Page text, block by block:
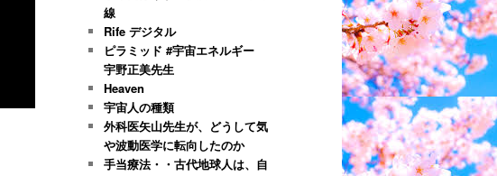
線
Rife デジタル
ピラミッド #宇宙エネルギー
宇野正美先生
Heaven
宇宙人の種類
外科医矢山先生が、どうして気
や波動医学に転向したのか
手当療法・・古代地球人は、自